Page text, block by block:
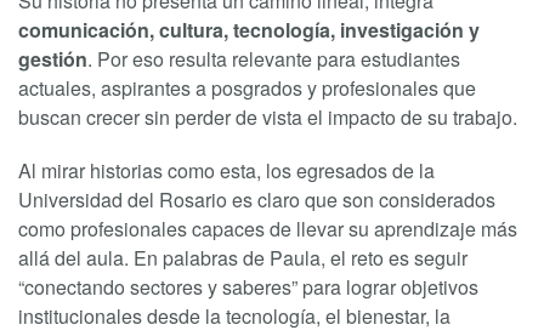
comunicación, cultura, tecnología, investigación y
gestión. Por eso resulta relevante para estudiantes
actuales, aspirantes a posgrados y profesionales que
buscan crecer sin perder de vista el impacto de su trabajo.
Al mirar historias como esta, los egresados de la
Universidad del Rosario es claro que son considerados
como profesionales capaces de llevar su aprendizaje más
allá del aula. En palabras de Paula, el reto es seguir
“conectando sectores y saberes” para lograr objetivos
institucionales desde la tecnología, el bienestar, la